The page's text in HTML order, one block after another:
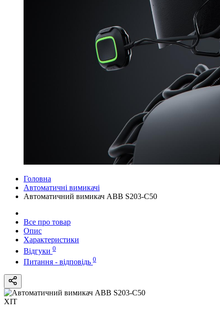
Головна
Автоматичні вимикачі
Автоматичний вимикач ABB S203-С50
Все про товар
Опис
Характеристики
Відгуки 0
Питання - відповідь 0
ХІТ